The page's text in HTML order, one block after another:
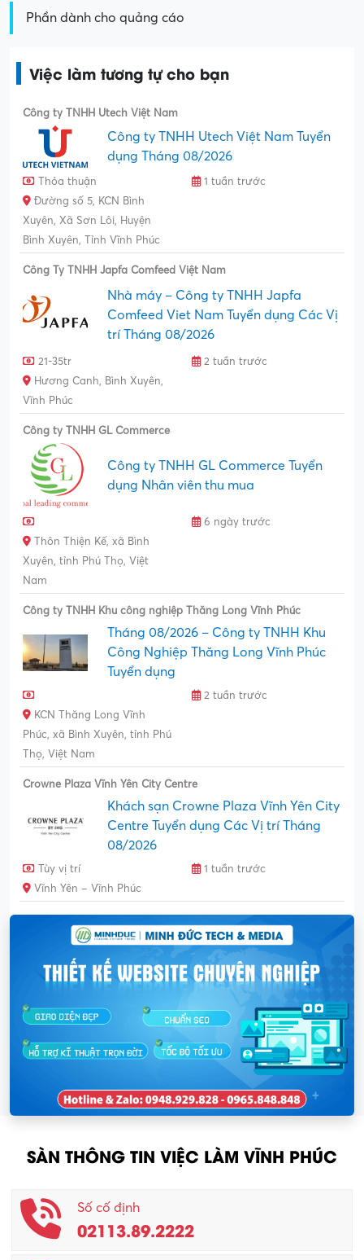
Phần dành cho quảng cáo
Việc làm tương tự cho bạn
Công ty TNHH Utech Việt Nam
Công ty TNHH Utech Việt Nam Tuyển
dụng Tháng 08/2026
Thỏa thuận
1 tuần trước
Đường số 5, KCN Bình
Xuyên, Xã Sơn Lôi, Huyện
Bình Xuyên, Tỉnh Vĩnh Phúc
Công Ty TNHH Japfa Comfeed Việt Nam
Nhà máy – Công ty TNHH Japfa
Comfeed Viet Nam Tuyển dụng Các Vị
trí Tháng 08/2026
21-35tr
2 tuần trước
Hương Canh, Bình Xuyên,
Vĩnh Phúc
Công ty TNHH GL Commerce
Công ty TNHH GL Commerce Tuyển
dụng Nhân viên thu mua
6 ngày trước
Thôn Thiện Kế, xã Bình
Xuyên, tỉnh Phú Thọ, Việt
Nam
Công ty TNHH Khu công nghiệp Thăng Long Vĩnh Phúc
Tháng 08/2026 – Công ty TNHH Khu
Công Nghiệp Thăng Long Vĩnh Phúc
Tuyển dụng
2 tuần trước
KCN Thăng Long Vĩnh
Phúc, xã Bình Xuyên, tỉnh Phú
Thọ, Việt Nam
Crowne Plaza Vĩnh Yên City Centre
Khách sạn Crowne Plaza Vĩnh Yên City
Centre Tuyển dụng Các Vị trí Tháng
08/2026
Tùy vị trí
1 tuần trước
Vĩnh Yên – Vĩnh Phúc
SÀN THÔNG TIN VIỆC LÀM VĨNH PHÚC
Số cố định
02113.89.2222